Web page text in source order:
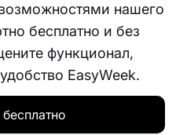
нашего
бесплатно и без
функционал,
EasyWeek.